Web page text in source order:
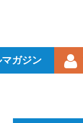
ガジン